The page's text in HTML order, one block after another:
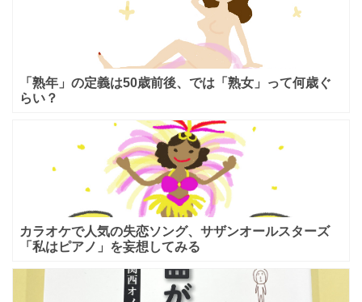
「熟年」の定義は50歳前後、では「熟女」って何歳ぐ
らい？
カラオケで人気の失恋ソング、サザンオールスターズ
「私はピアノ」を妄想してみる